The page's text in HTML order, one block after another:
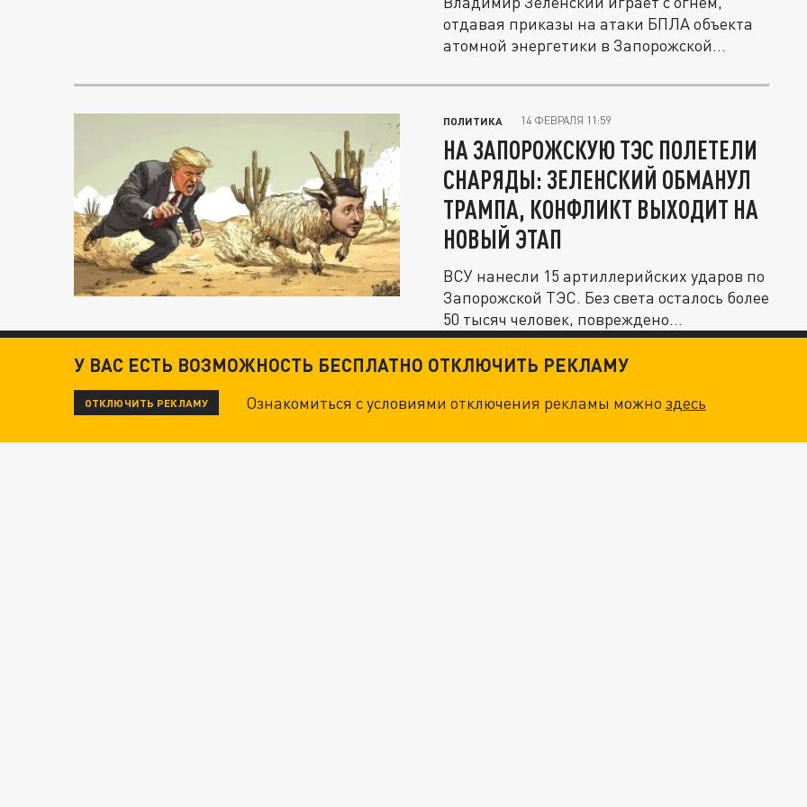
отдавая приказы на атаки БПЛА объекта
атомной энергетики в Запорожской...
ПОЛИТИКА 14 ФЕВРАЛЯ 11:59
НА ЗАПОРОЖСКУЮ ТЭС ПОЛЕТЕЛИ
СНАРЯДЫ: ЗЕЛЕНСКИЙ ОБМАНУЛ
ТРАМПА, КОНФЛИКТ ВЫХОДИТ НА
НОВЫЙ ЭТАП
ВСУ нанесли 15 артиллерийских ударов по
Запорожской ТЭС. Без света осталось более
50 тысяч человек, повреждено...
У ВАС ЕСТЬ ВОЗМОЖНОСТЬ БЕСПЛАТНО ОТКЛЮЧИТЬ РЕКЛАМУ
ОТКЛЮЧИТЬ РЕКЛАМУ Ознакомиться с условиями отключения рекламы можноздесь